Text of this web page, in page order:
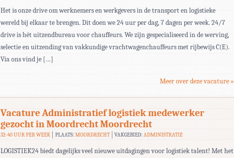
Het is onze drive om werknemers en werkgevers in de transport en logistieke
wereld bij elkaar te brengen. Dit doen we 24 uur per dag, 7 dagen per week. 24/7
drive is hét uitzendbureau voor chauffeurs. We zijn gespecialiseerd in de werving,
selectie en uitzending van vakkundige vrachtwagenchauffeurs met rijbewijs C(E).
Via ons vind je […]
Meer over deze vacature »
Vacature Administratief logistiek medewerker
gezocht in Moordrecht Moordrecht
32-40 UUR PER WEEK PLAATS: MOORDRECHT VAKGEBIED:ADMINISTRATIE
LOGISTIEK24 biedt dagelijks veel nieuwe uitdagingen voor logistiek talent! Met het